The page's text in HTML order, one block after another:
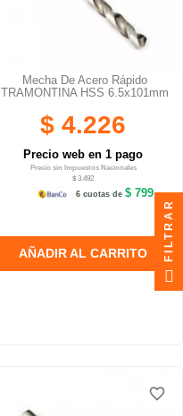
Mecha De Acero Rápido
TRAMONTINA HSS 6.5x101mm
$ 4.226
Precio web en 1 pago
Precio sin Impuestos Nacionales
$ 3.492
6 cuotas de$ 799
AÑADIR AL CARRITO
favorite_border
favorite_border
FILTRAR